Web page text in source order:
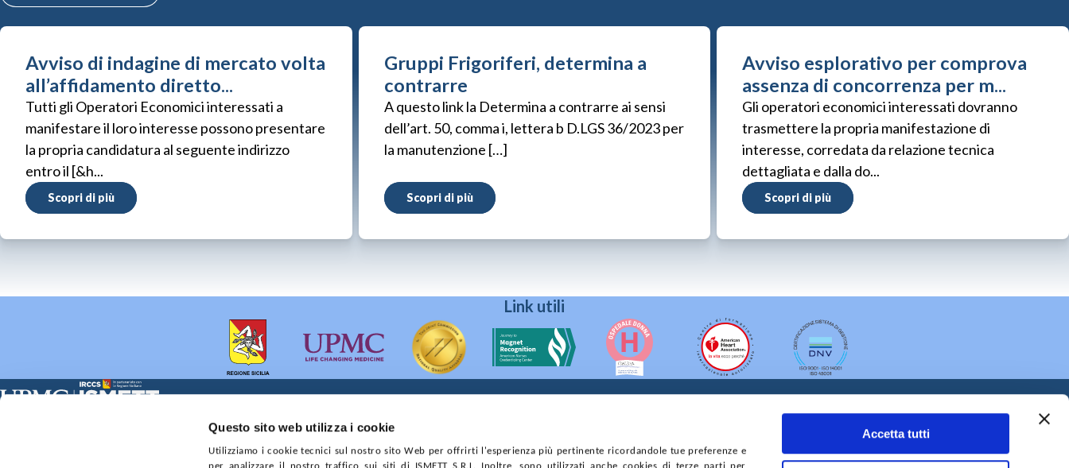
Questo sito web utilizza i cookie
Utilizziamo i cookie tecnici sul nostro sito Web per offrirti l'esperienza più pertinente ricordandole tue preferenze e
Accetta tutti
Avviso di indagine di mercato volta
all’affidamento diretto...
Tutti gli Operatori Economici interessati a
manifestare il loro interesse possono presentare
la propria candidatura al seguente indirizzo
entro il [&h...
Scopri di più
Gruppi Frigoriferi, determina a
contrarre
A questo link la Determina a contrarre ai sensi
dell’art. 50, comma i, lettera b D.LGS 36/2023 per
la manutenzione […]
Scopri di più
Avviso esplorativo per comprova
assenza di concorrenza per m...
Gli operatori economici interessati dovranno
trasmettere la propria manifestazione di
interesse, corredata da relazione tecnica
dettagliata e dalla do...
Scopri di più
Link utili
Sede Sociale:
Ufficio Registro delle imprese di Palermo